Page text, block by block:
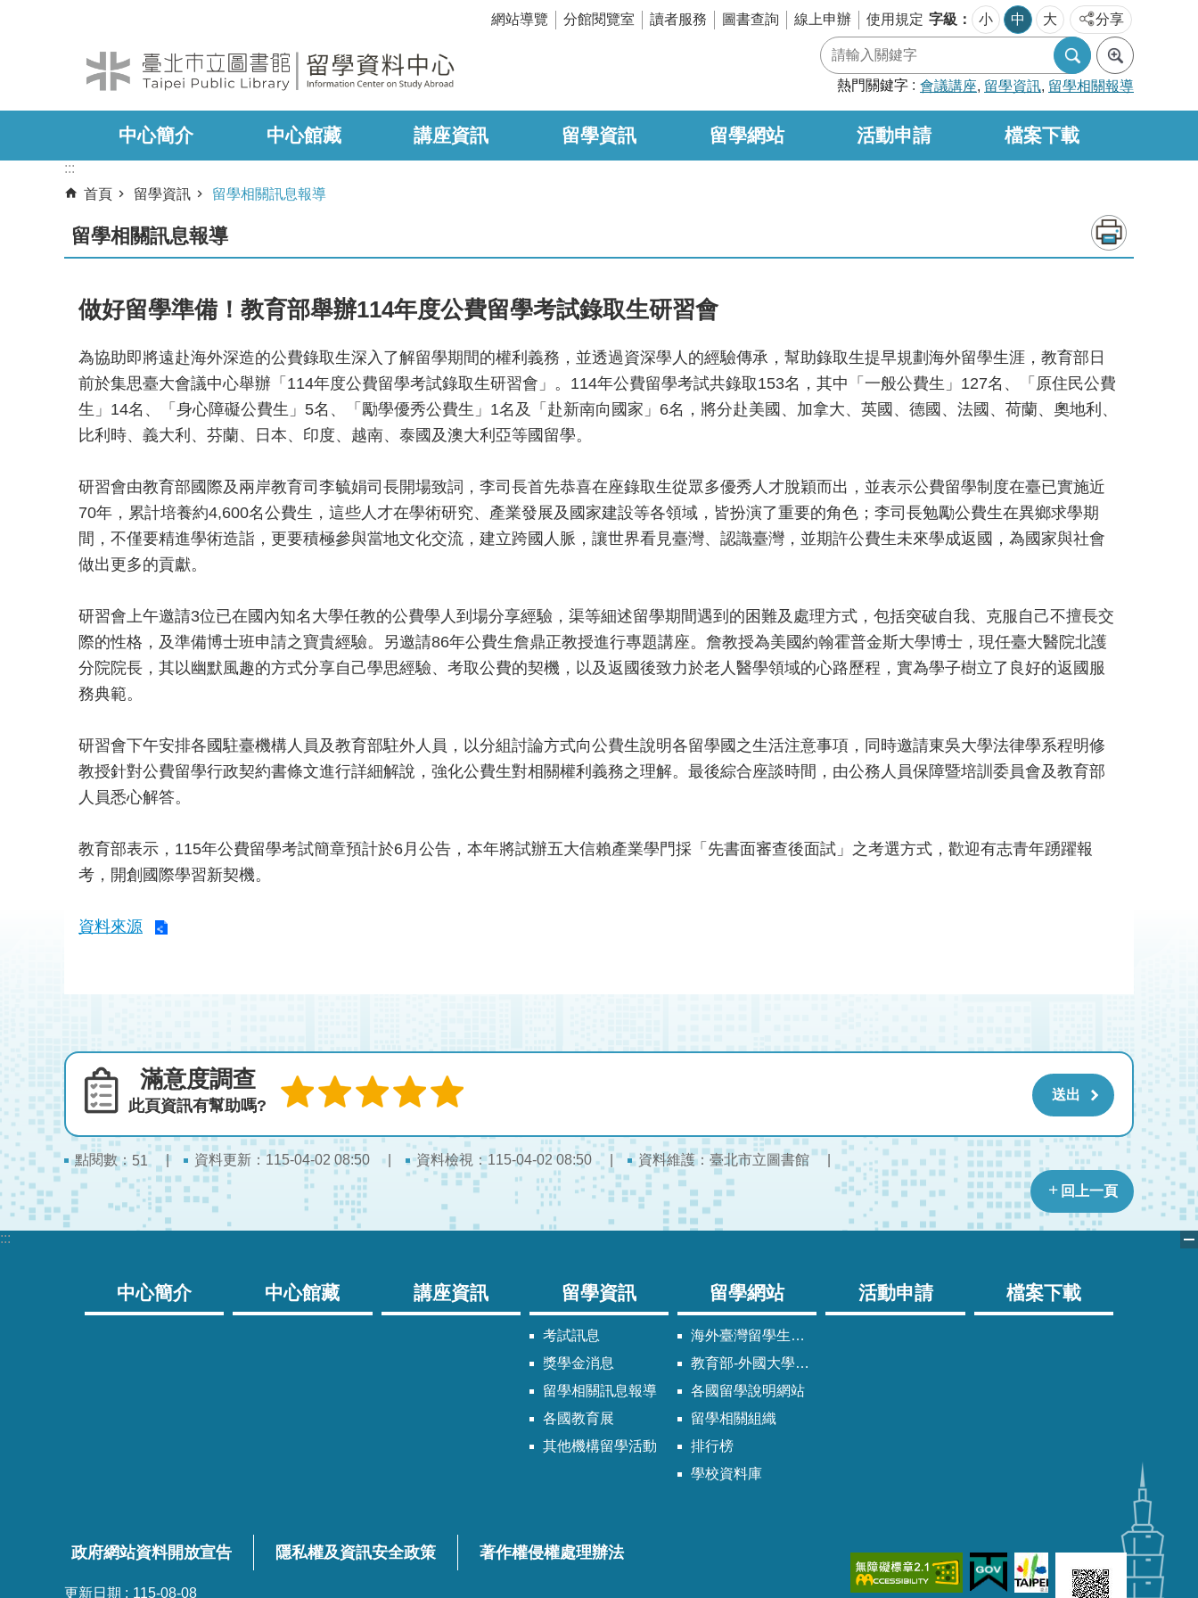
網站導覽 分館閱覽室 讀者服務 圖書查詢 線上申辦 使用規定 字級 小 中 大 分享
熱門關鍵字 會議講座 留學資訊 留學相關報導
中心簡介 中心館藏 講座資訊 留學資訊 留學網站 活動申請 檔案下載
:::
首頁
留學資訊 留學相關訊息報導
留學相關訊息報導
做好留學準備！教育部舉辦114年度公費留學考試錄取生研習會
為協助即將遠赴海外深造的公費錄取生深入了解留學期間的權利義務，並透過資深學人的經驗傳承，幫助錄取生提早規劃海外留學生涯，教育部日
前於集思臺大會議中心舉辦「114年度公費留學考試錄取生研習會」。114年公費留學考試共錄取153名，其中「一般公費生」127名、「原住民公費
生」14名、「身心障礙公費生」5名、「勵學優秀公費生」1名及「赴新南向國家」6名，將分赴美國、加拿大、英國、德國、法國、荷蘭、奧地利、
比利時、義大利、芬蘭、日本、印度、越南、泰國及澳大利亞等國留學。
研習會由教育部國際及兩岸教育司李毓娟司長開場致詞，李司長首先恭喜在座錄取生從眾多優秀人才脫穎而出，並表示公費留學制度在臺已實施近
70年，累計培養約4,600名公費生，這些人才在學術研究、產業發展及國家建設等各領域，皆扮演了重要的角色；李司長勉勵公費生在異鄉求學期
間，不僅要精進學術造詣，更要積極參與當地文化交流，建立跨國人脈，讓世界看見臺灣、認識臺灣，並期許公費生未來學成返國，為國家與社會
做出更多的貢獻。
研習會上午邀請3位已在國內知名大學任教的公費學人到場分享經驗，渠等細述留學期間遇到的困難及處理方式，包括突破自我、克服自己不擅長交
際的性格，及準備博士班申請之寶貴經驗。另邀請86年公費生詹鼎正教授進行專題講座。詹教授為美國約翰霍普金斯大學博士，現任臺大醫院北護
分院院長，其以幽默風趣的方式分享自己學思經驗、考取公費的契機，以及返國後致力於老人醫學領域的心路歷程，實為學子樹立了良好的返國服
務典範。
研習會下午安排各國駐臺機構人員及教育部駐外人員，以分組討論方式向公費生說明各留學國之生活注意事項，同時邀請東吳大學法律學系程明修
教授針對公費留學行政契約書條文進行詳細解說，強化公費生對相關權利義務之理解。最後綜合座談時間，由公務人員保障暨培訓委員會及教育部
人員悉心解答。
教育部表示，115年公費留學考試簡章預計於6月公告，本年將試辦五大信賴產業學門採「先書面審查後面試」之考選方式，歡迎有志青年踴躍報
考，開創國際學習新契機。
資料來源
滿意度調查
此頁資訊有幫助嗎?
點閱數： 51 資料更新：115-04-02 08:50 資料檢視：115-04-02 08:50 資料維護：臺北市立圖書館
回上一頁
:::
中心簡介 中心館藏 講座資訊 留學資訊
考試訊息
獎學金消息
留學相關訊息報導
各國教育展
其他機構留學活動
留學網站
海外臺灣留學生同學會
教育部-外國大學校院參考名冊專區
各國留學說明網站
留學相關組織
排行榜
學校資料庫
活動申請 檔案下載
政府網站資料開放宣告 隱私權及資訊安全政策 著作權侵權處理辦法
更新日期 115-08-08